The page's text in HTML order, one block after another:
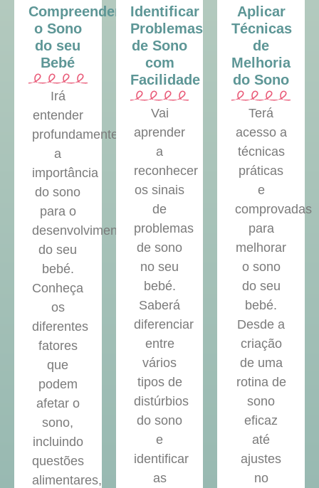
Compreender
o Sono
do seu
Bebé
Irá
entender
profundamente
a
importância
do sono
para o
desenvolvimento
do seu
bebé.
Conheça
os
diferentes
fatores
que
podem
afetar o
sono,
incluindo
questões
alimentares,
Identificar
Problemas
de Sono
com
Facilidade
Vai
aprender
a
reconhecer
os sinais
de
problemas
de sono
no seu
bebé.
Saberá
diferenciar
entre
vários
tipos de
distúrbios
do sono
e
identificar
as
Aplicar
Técnicas
de
Melhoria
do Sono
Terá
acesso a
técnicas
práticas
e
comprovadas
para
melhorar
o sono
do seu
bebé.
Desde a
criação
de uma
rotina de
sono
eficaz
até
ajustes
no